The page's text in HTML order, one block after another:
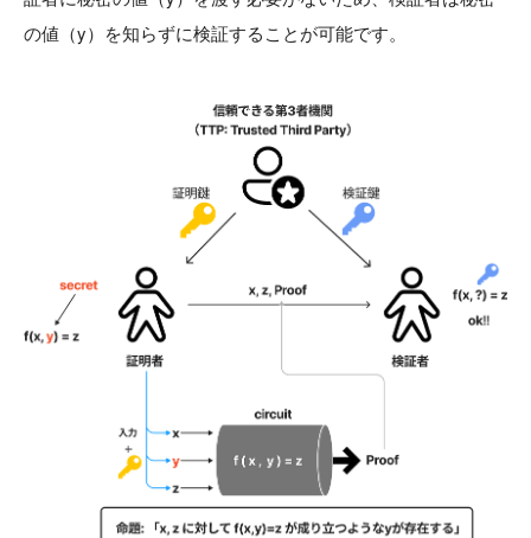
の値（y）を知らずに検証することが可能です。